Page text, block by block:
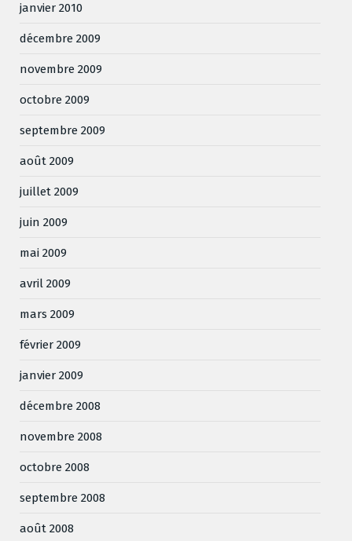
janvier 2010
décembre 2009
novembre 2009
octobre 2009
septembre 2009
août 2009
juillet 2009
juin 2009
mai 2009
avril 2009
mars 2009
février 2009
janvier 2009
décembre 2008
novembre 2008
octobre 2008
septembre 2008
août 2008